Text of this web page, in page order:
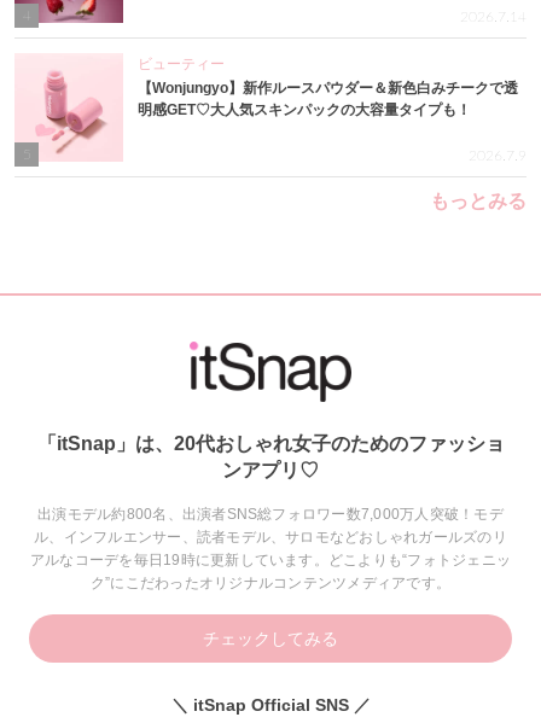
4 2026.7.14
ビューティー
【Wonjungyo】新作ルースパウダー＆新色白みチークで透
明感GET♡大人気スキンパックの大容量タイプも！
2026.7.9
もっとみる
「itSnap」は、20代おしゃれ女子のためのファッショ
ンアプリ♡
出演モデル約800名、出演者SNS総フォロワー数7,000万人突破！モデ
ル、インフルエンサー、読者モデル、サロモなどおしゃれガールズのリ
アルなコーデを毎日19時に更新しています。どこよりも“フォトジェニッ
ク”にこだわったオリジナルコンテンツメディアです。
チェックしてみる
＼ itSnap Official SNS ／